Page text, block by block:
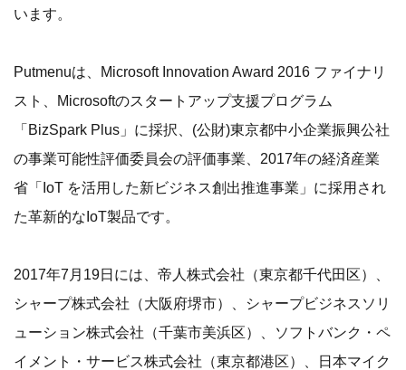
います。
Putmenuは、Microsoft Innovation Award 2016 ファイナリ
スト、Microsoftのスタートアップ支援プログラム
「BizSpark Plus」に採択、(公財)東京都中小企業振興公社
の事業可能性評価委員会の評価事業、2017年の経済産業
省「IoT を活用した新ビジネス創出推進事業」に採用され
た革新的なIoT製品です。
2017年7月19日には、帝人株式会社（東京都千代田区）、
シャープ株式会社（大阪府堺市）、シャープビジネスソリ
ューション株式会社（千葉市美浜区）、ソフトバンク・ペ
イメント・サービス株式会社（東京都港区）、日本マイク